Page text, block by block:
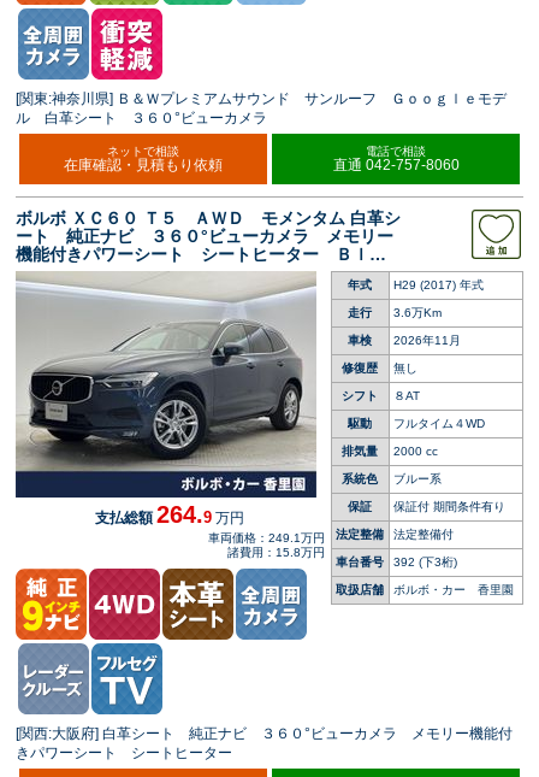
[関東:神奈川県] Ｂ＆Ｗプレミアムサウンド サンルーフ Ｇｏｏｇｌｅモデ
ル 白革シート ３６０°ビューカメラ
ネットで相談
在庫確認・見積もり依頼
電話で相談
直通 042-757-8060
ボルボ ＸＣ６０ Ｔ５ ＡＷＤ モメンタム 白革シ
ート 純正ナビ ３６０°ビューカメラ メモリー
機能付きパワーシート シートヒーター Ｂｌｕ
ｅｔｏｏｔｈ パワーテールゲート ＥＴＣ 禁
煙車 純正１８インチアルミホイール
年式 H29 (2017) 年式
走行 3.6万Km
車検 2026年11月
修復歴 無し
シフト ８AT
駆動 フルタイム４WD
排気量 2000 cc
系統色 ブルー系
保証 保証付 期間条件有り
法定整備 法定整備付
車台番号 392 (下3桁)
取扱店舗 ボルボ・カー 香里園
支払総額264.9 万円
車両価格：249.1万円
諸費用：15.8万円
[関西:大阪府] 白革シート 純正ナビ ３６０°ビューカメラ メモリー機能付
きパワーシート シートヒーター